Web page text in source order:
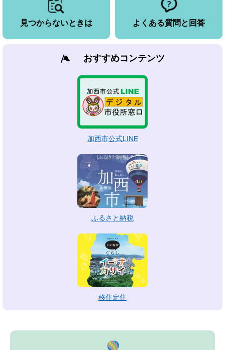
見つからないときは よくある質問と回答
おすすめコンテンツ
加西市公式LINE
ふるさと納税
移住定住